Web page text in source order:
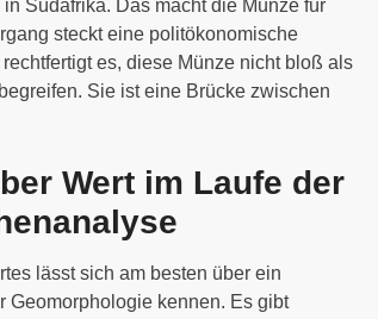
Südafrika. Das macht die Münze für
steckt eine politökonomische
es, diese Münze nicht bloß als
Sie ist eine Brücke zwischen
Wert im Laufe der
lässt sich am besten über ein
Geomorphologie kennen. Es gibt